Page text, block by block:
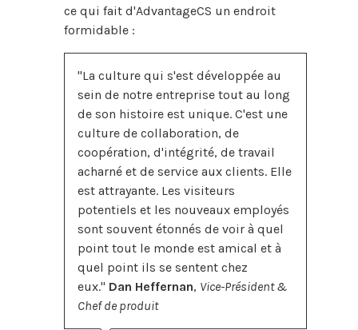
ce qui fait d'AdvantageCS un endroit
formidable :
"La culture qui s'est développée au
sein de notre entreprise tout au long
de son histoire est unique. C'est une
culture de collaboration, de
coopération, d'intégrité, de travail
acharné et de service aux clients. Elle
est attrayante. Les visiteurs
potentiels et les nouveaux employés
sont souvent étonnés de voir à quel
point tout le monde est amical et à
quel point ils se sentent chez
eux." Dan Heffernan, Vice-Président &
Chef de produit